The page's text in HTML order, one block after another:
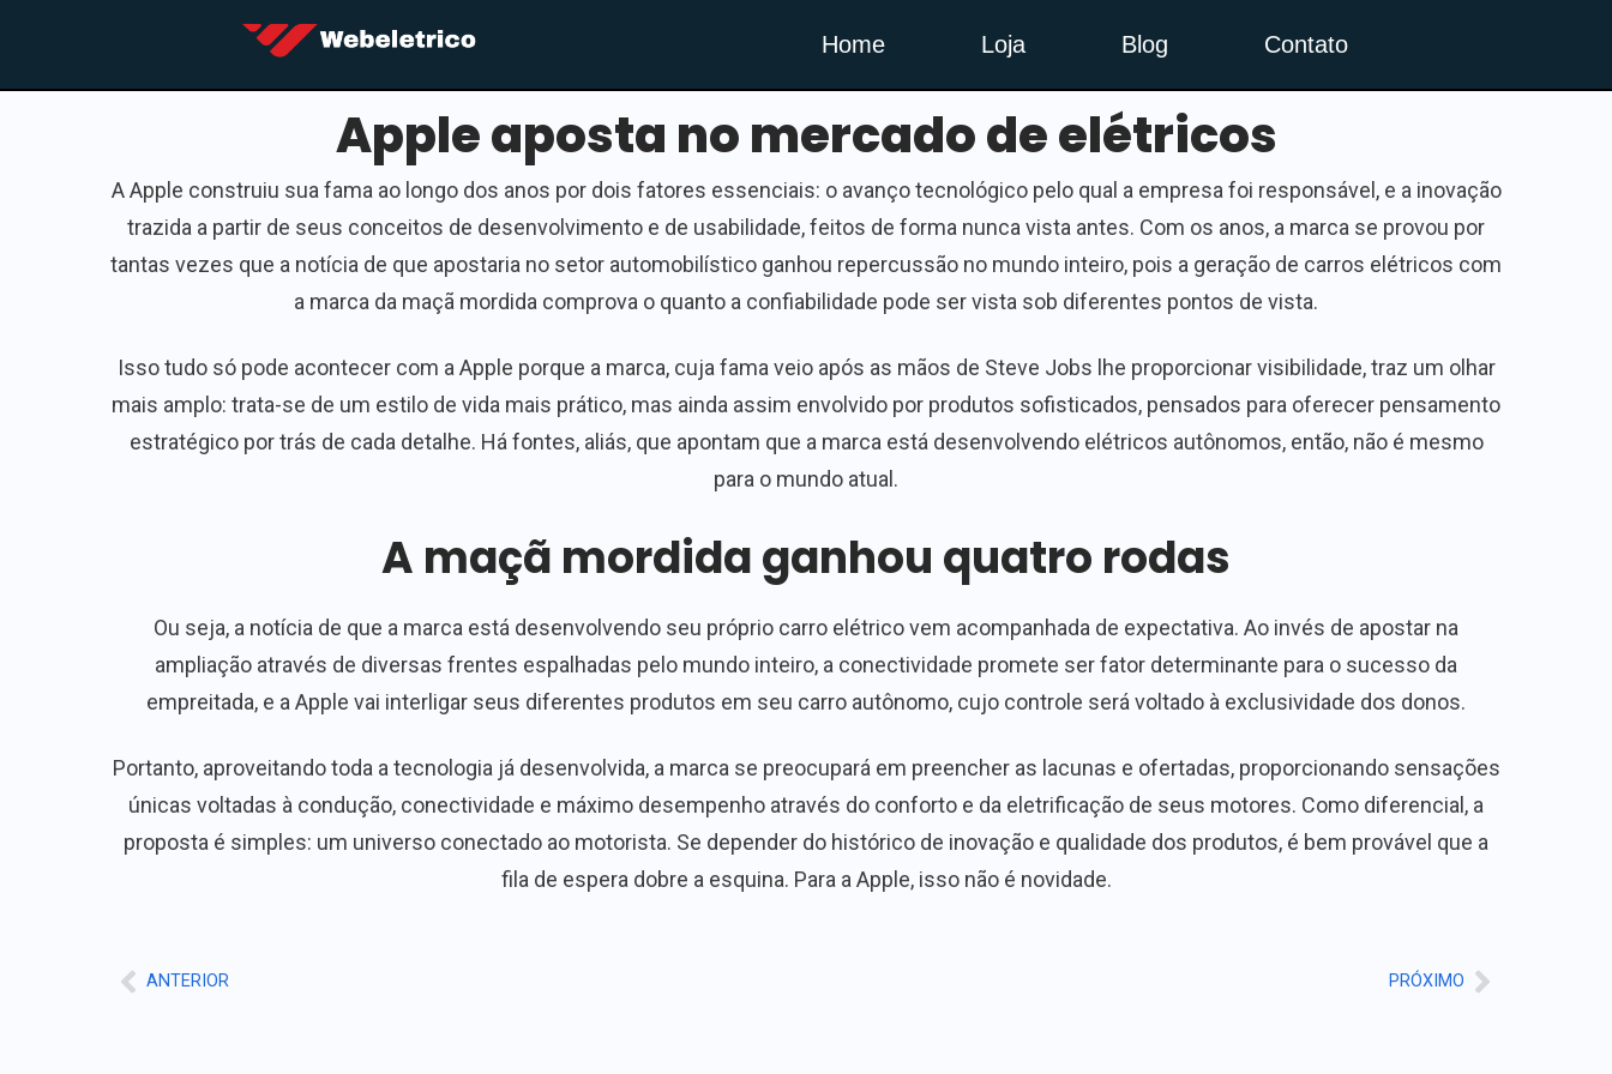
Home Loja Blog Contato
Apple aposta no mercado de elétricos
A Apple construiu sua fama ao longo dos anos por dois fatores essenciais: o avanço tecnológico pelo qual a empresa foi responsável, e a inovação
trazida a partir de seus conceitos de desenvolvimento e de usabilidade, feitos de forma nunca vista antes. Com os anos, a marca se provou por
tantas vezes que a notícia de que apostaria no setor automobilístico ganhou repercussão no mundo inteiro, pois a geração de carros elétricos com
a marca da maçã mordida comprova o quanto a confiabilidade pode ser vista sob diferentes pontos de vista.
Isso tudo só pode acontecer com a Apple porque a marca, cuja fama veio após as mãos de Steve Jobs lhe proporcionar visibilidade, traz um olhar
mais amplo: trata-se de um estilo de vida mais prático, mas ainda assim envolvido por produtos sofisticados, pensados para oferecer pensamento
estratégico por trás de cada detalhe. Há fontes, aliás, que apontam que a marca está desenvolvendo elétricos autônomos, então, não é mesmo
para o mundo atual.
A maçã mordida ganhou quatro rodas
Ou seja, a notícia de que a marca está desenvolvendo seu próprio carro elétrico vem acompanhada de expectativa. Ao invés de apostar na
ampliação através de diversas frentes espalhadas pelo mundo inteiro, a conectividade promete ser fator determinante para o sucesso da
empreitada, e a Apple vai interligar seus diferentes produtos em seu carro autônomo, cujo controle será voltado à exclusividade dos donos.
Portanto, aproveitando toda a tecnologia já desenvolvida, a marca se preocupará em preencher as lacunas e ofertadas, proporcionando sensações
únicas voltadas à condução, conectividade e máximo desempenho através do conforto e da eletrificação de seus motores. Como diferencial, a
proposta é simples: um universo conectado ao motorista. Se depender do histórico de inovação e qualidade dos produtos, é bem provável que a
fila de espera dobre a esquina. Para a Apple, isso não é novidade.
ANTERIOR PRÓXIMO